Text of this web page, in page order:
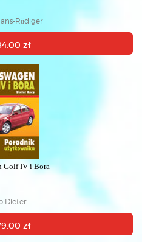
Rüdiger
zł
Golf IV i Bora
Dieter
zł